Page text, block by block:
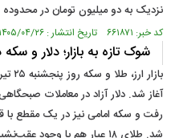
نزدیک به دو میلیون تومان در محدوده ۱۸۶ میلیون تومان قرار گرفت.
کد خبر: ۶۶۱۸۷۱ تاریخ انتشار : ۱۴۰۵/۰۴/۲۶
شوک تازه به بازار؛ دلار و